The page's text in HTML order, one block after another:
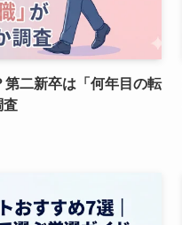
二新卒は「何年目の転
査